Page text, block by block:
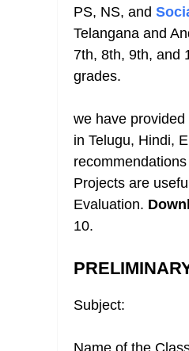
PS, NS, and
Telangana and
7th, 8th, 9th, and
grades.
we have
in Telugu, Hindi,
Projects are
Evaluation.
10.
Subject: